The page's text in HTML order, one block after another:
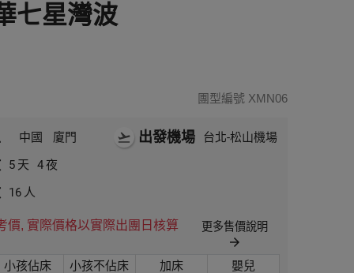
七星灣波
團型編號 XMN06
中國 廈門
5 天 4夜
16 人
flight_takeoff 出發機場 台北-松山機場
價, 實際價格以實際出團日核算 更多售價說明
arrow_forward
小孩佔床 小孩不佔床 加床 嬰兒